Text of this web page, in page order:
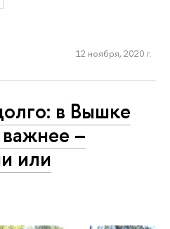
12 ноября, 2020 г.
в Вышке
–
или